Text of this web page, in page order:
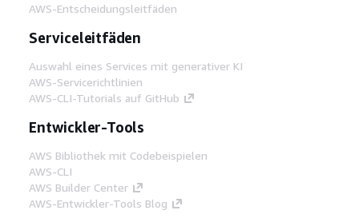
AWS-Entscheidungsleitfäden
Serviceleitfäden
Auswahl eines Services mit generativer KI
AWS-Servicerichtlinien
AWS-CLI-Tutorials auf GitHub
Entwickler-Tools
AWS Bibliothek mit Codebeispielen
AWS-CLI
AWS Builder Center
AWS-Entwickler-Tools Blog